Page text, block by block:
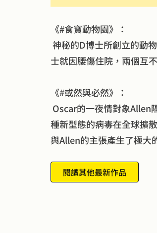
《#食寶動物園》：
神秘的D博士所創立的動
士就因腰傷住院，兩個互
《#或然與必然》：
Oscar的一夜情對象Allen
種新型態的病毒在全球擴
與Allen的主張產生了極
閱讀其他最新作品